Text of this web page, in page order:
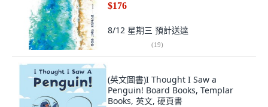
$176
8/12 星期三 預計送達
(19)
(英文圖書)I Thought I Saw a
Penguin! Board Books, Templar
Books, 英文, 硬頁書